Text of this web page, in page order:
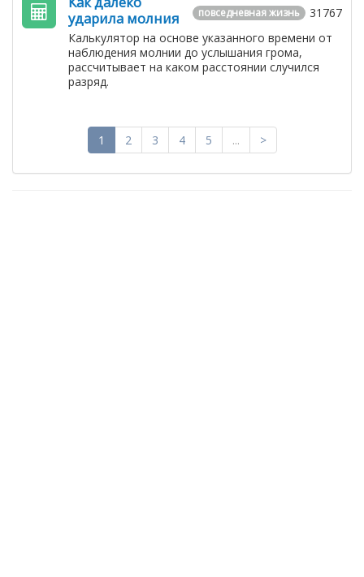
31767
повседневная жизнь
ударила молния
Калькулятор на основе указанного времени от
наблюдения молнии до услышания грома,
рассчитывает на каком расстоянии случился
разряд.
1 2 3 4 5 ... >